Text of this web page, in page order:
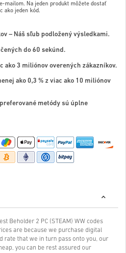
mailom. Na jeden produkt môžete dostať
ako jeden kód.
– Náš sľub podložený výsledkami.
do 60 sekúnd.
ako 3 miliónov overených zákazníkov.
ako 0,3 % z viac ako 10 miliónov
metódy sú úplne
Beholder 2 PC (STEAM) WW codes
are because we purchase digital
rate that we in turn pass onto you, our
you can be rest assured our